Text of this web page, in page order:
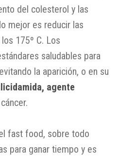
del colesterol y las
mejor es reducir las
175º C. Los
saludables para
la aparición, o en su
agente
fast food, sobre todo
para ganar tiempo y es